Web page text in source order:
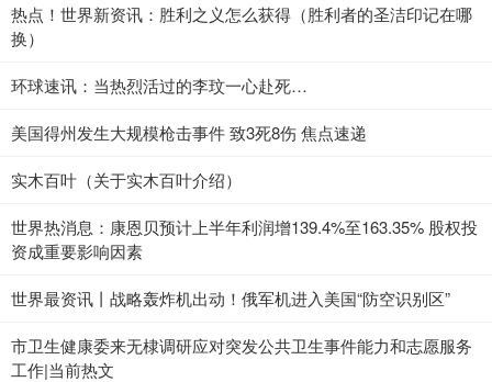
热点！世界新资讯：胜利之义怎么获得（胜利者的圣洁印记在哪
换）
环球速讯：当热烈活过的李玟一心赴死…
美国得州发生大规模枪击事件 致3死8伤 焦点速递
实木百叶（关于实木百叶介绍）
世界热消息：康恩贝预计上半年利润增139.4%至163.35% 股权投
资成重要影响因素
世界最资讯丨战略轰炸机出动！俄军机进入美国“防空识别区”
市卫生健康委来无棣调研应对突发公共卫生事件能力和志愿服务
工作|当前热文